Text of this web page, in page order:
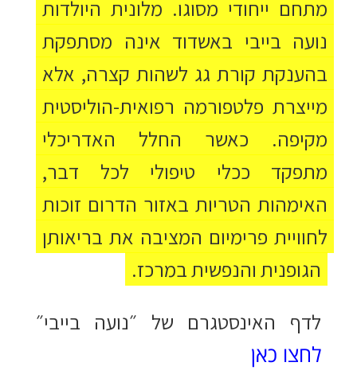
מתחם ייחודי מסוגו. מלונית היולדות
נועה בייבי באשדוד אינה מסתפקת
בהענקת קורת גג לשהות קצרה, אלא
מייצרת פלטפורמה רפואית-הוליסטית
מקיפה. כאשר החלל האדריכלי
מתפקד ככלי טיפולי לכל דבר,
האימהות הטריות באזור הדרום זוכות
לחוויית פרימיום המציבה את בריאותן
הגופנית והנפשית במרכז.
לדף האינסטגרם של ״נועה בייבי״
לחצו כאן